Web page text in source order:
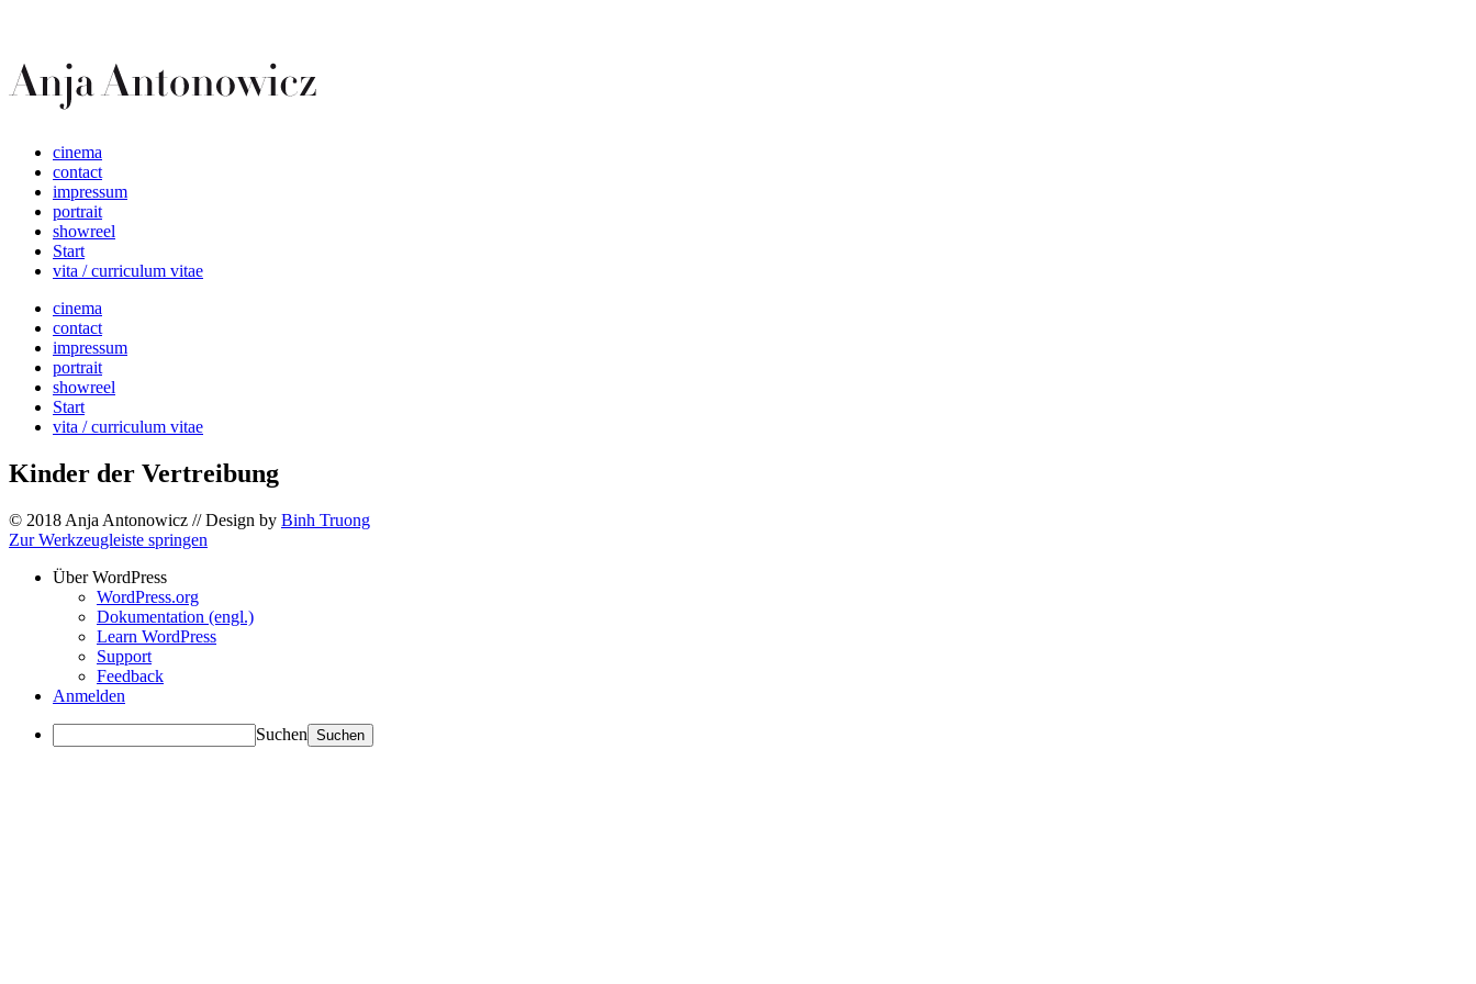
cinema
contact
impressum
portrait
showreel
Start
vita / curriculum vitae
cinema
contact
impressum
portrait
showreel
Start
vita / curriculum vitae
Kinder der Vertreibung
© 2018 Anja Antonowicz // Design by Binh Truong
Zur Werkzeugleiste springen
Über WordPress
WordPress.org
Dokumentation (engl.)
Learn WordPress
Support
Feedback
Anmelden
Suchen